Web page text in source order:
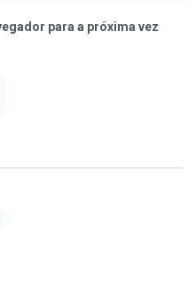
para a próxima vez